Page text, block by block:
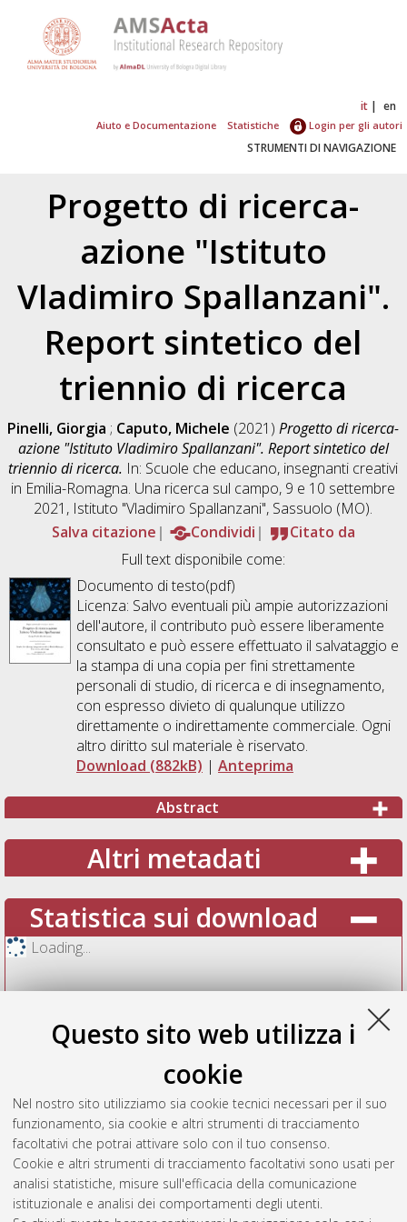
Questo sito web utilizza i
cookie
Nel nostro sito utilizziamo sia cookie tecnici necessari per il suo
funzionamento, sia cookie e altri strumenti di tracciamento
facoltativi che potrai attivare solo con il tuo consenso.
Cookie e altri strumenti di tracciamento facoltativi sono usati per
analisi statistiche, misure sull'efficacia della comunicazione
istituzionale e analisi dei comportamenti degli utenti.
it en
Aiuto e Documentazione Statistiche Login per gli autori
STRUMENTI DI NAVIGAZIONE
Progetto di ricerca-
azione "Istituto
Vladimiro Spallanzani".
Report sintetico del
triennio di ricerca
Pinelli, Giorgia ; Caputo, Michele (2021)Progetto di ricerca-
azione "Istituto Vladimiro Spallanzani". Report sintetico del
triennio di ricerca. In: Scuole che educano, insegnanti creativi
in Emilia-Romagna. Una ricerca sul campo, 9 e 10 settembre
2021, Istituto "Vladimiro Spallanzani", Sassuolo (MO).
Salva citazione
Condividi
Citato da
Full text disponibile come:
Documento di testo(pdf)
Licenza: Salvo eventuali più ampie autorizzazioni
dell'autore, il contributo può essere liberamente
consultato e può essere effettuato il salvataggio e
la stampa di una copia per fini strettamente
personali di studio, di ricerca e di insegnamento,
con espresso divieto di qualunque utilizzo
direttamente o indirettamente commerciale. Ogni
altro diritto sul materiale è riservato.
Download (882kB) | Anteprima
Abstract
Altri metadati
Statistica sui download
Loading...
Vedi altre statistiche
Gestione del documento: